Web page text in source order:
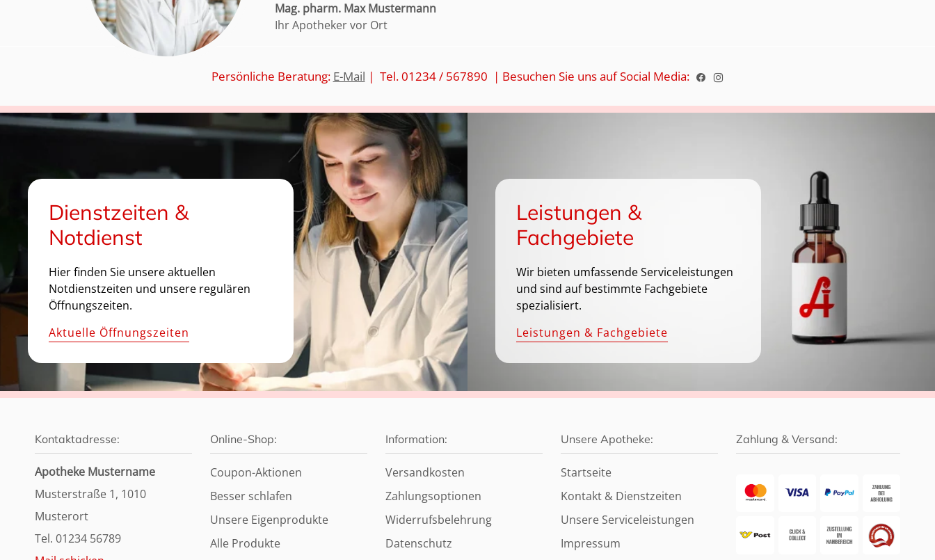
Mag. pharm. Max Mustermann
Ihr Apotheker vor Ort
Persönliche Beratung: E-Mail | Tel. 01234 / 567890 | Besuchen Sie uns auf Social Media:
Dienstzeiten &
Notdienst
Hier finden Sie unsere aktuellen
Notdienstzeiten und unsere regulären
Öffnungszeiten.
Aktuelle Öffnungszeiten
Leistungen &
Fachgebiete
Wir bieten umfassende Serviceleistungen
und sind auf bestimmte Fachgebiete
spezialisiert.
Leistungen & Fachgebiete
Kontaktadresse:
Apotheke Mustername
Musterstraße 1, 1010
Musterort
Tel. 01234 56789
Online-Shop:
Coupon-Aktionen
Besser schlafen
Unsere Eigenprodukte
Alle Produkte
Information:
Versandkosten
Zahlungsoptionen
Widerrufsbelehrung
Datenschutz
Unsere Apotheke:
Startseite
Kontakt & Dienstzeiten
Unsere Serviceleistungen
Impressum
Zahlung & Versand: